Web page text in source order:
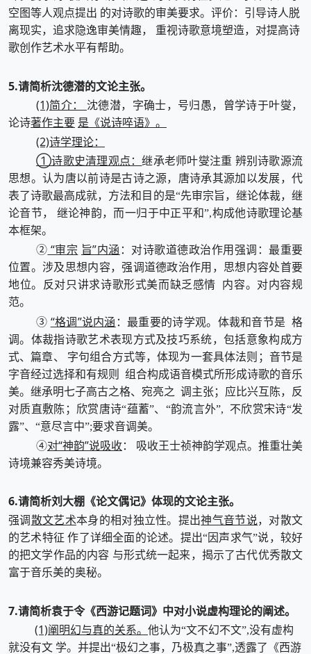
空图等人观点提出 的对诗歌的审美要求。评价：引导诗人脱
离现实，追求隐逸审美情趣， 重视诗歌意境塑造，对提高诗
歌创作艺术水平有帮助。
5.请简析沈德潜的文论主张。
(1)简介：
沈德潜，字确士，号归愚，曾学诗于叶燮，
论诗著作主要 是《说诗啐语》。
(2)诗学理论：
①诗歌史清理观点：继承老师叶燮注重 辨别诗歌源流
思想。认为唐以前诗是古诗之源，唐诗承其源加以发展，代
表了诗歌最高成就，方法和目的是“先审宗旨，继论体裁，继
论音节， 继论神韵，而一归于中正平和”,构成他诗歌理论基
本框架。
② “审宗 旨”内涵 ：对诗歌道德政治作用强调：最重要
位置。涉及思想内容，强调道德政治作用，思想内容处首要
地位。反对只讲求诗歌形式美而缺乏感情 内容。对内容规
范。
③ “格调”说内涵 ：最重要的诗学观。体裁和音节是 格
调。体裁指诗歌艺术表现方式及技巧系统，包括意象构成方
式、篇章、 字句组合方式等，体现为一套具体法则；音节是
字音经过选择和有规则 组合构成语音模式所形成诗歌的音乐
美。继承明七子高古之格、宛亮之 调主张；应比兴互陈，反
对质直敷陈；欣赏唐诗“蕴蓄”、“韵流言外”, 不欣赏宋诗“发
露”、“意尽言中”;要求音调美。
④对“神韵”说吸收： 吸收王士祯神韵学观点。推重壮美
诗境兼容秀美诗境。
6.请简析刘大棚《论文偶记》体现的文论主张。
强调 散文艺术本身的相对独立性。提出神气音节说，对散文
的艺术特征 作了详细全面的论述。提出“因声求气”说，较好
的把文学作品的内容 与形式统一起来，揭示了古代优秀散文
富于音乐美的奥秘。
7.请简析袁于令《西游记题词》中对小说虚构理论的阐述。
(1)阐明幻与真的关系。 他认为“文不幻不文”,没有虚构
就没有文 学。并提出“极幻之事，乃极真之事”,透露了《西游